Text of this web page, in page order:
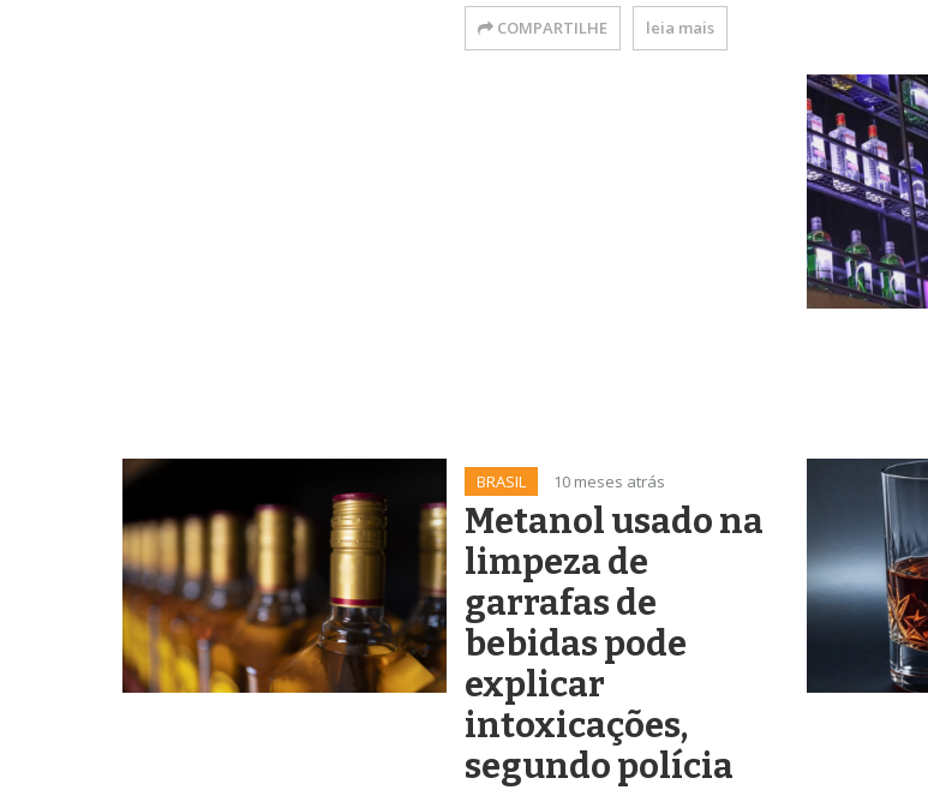
COMPARTILHE leia mais
BRASIL 10 meses atrás
Metanol usado na
limpeza de
garrafas de
bebidas pode
explicar
intoxicações,
segundo polícia